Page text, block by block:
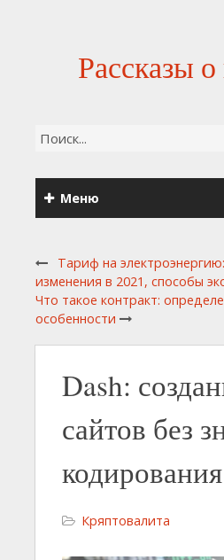
Рассказы
Меню
Тариф на
изменения в 2021, способы
Что такое контракт:
особенности
Dash:
сайтов без
кодирования
Кряптовалита